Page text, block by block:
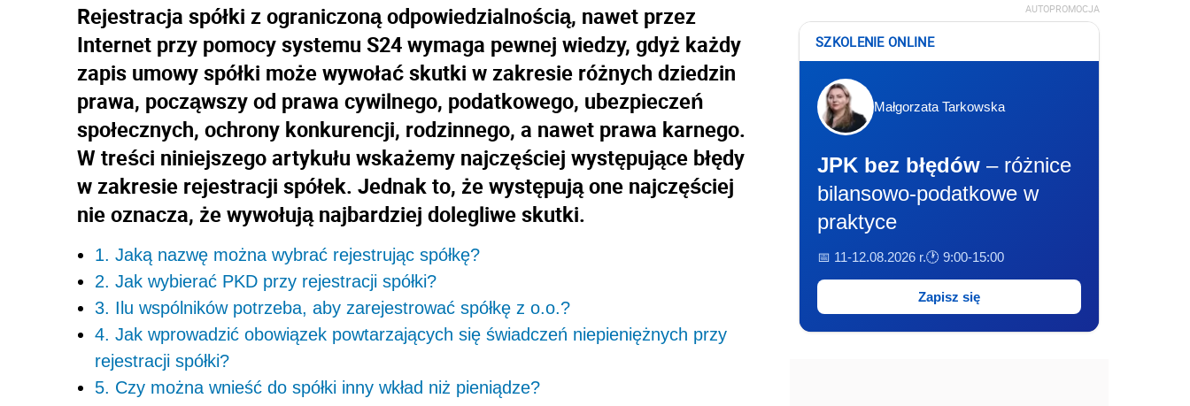
Rejestracja spółki z ograniczoną odpowiedzialnością, nawet przez
Internet przy pomocy systemu S24 wymaga pewnej wiedzy, gdyż każdy
zapis umowy spółki może wywołać skutki w zakresie różnych dziedzin
prawa, począwszy od prawa cywilnego, podatkowego, ubezpieczeń
społecznych, ochrony konkurencji, rodzinnego, a nawet prawa karnego.
W treści niniejszego artykułu wskażemy najczęściej występujące błędy
w zakresie rejestracji spółek. Jednak to, że występują one najczęściej
nie oznacza, że wywołują najbardziej dolegliwe skutki.
1. Jaką nazwę można wybrać rejestrując spółkę?
2. Jak wybierać PKD przy rejestracji spółki?
3. Ilu wspólników potrzeba, aby zarejestrować spółkę z o.o.?
4. Jak wprowadzić obowiązek powtarzających się świadczeń niepieniężnych przy
rejestracji spółki?
5. Czy można wnieść do spółki inny wkład niż pieniądze?
AUTOPROMOCJA
SZKOLENIE ONLINE
Małgorzata Tarkowska
JPK bez błędów – różnice
bilansowo-podatkowe w
praktyce
📅 11-12.08.2026 r.🕐 9:00-15:00
Zapisz się